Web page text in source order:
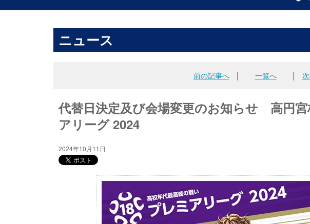
ニュース
前の記事へ│ 一覧へ
代替日決定及び会場変更のお知らせ 高円
アリーグ 2024
2024年10月11日